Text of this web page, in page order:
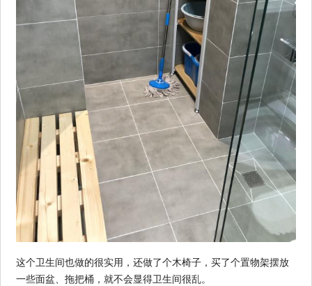
这个卫生间也做的很实用，还做了个木椅子，买了个置物架摆放
一些面盆、拖把桶，就不会显得卫生间很乱。